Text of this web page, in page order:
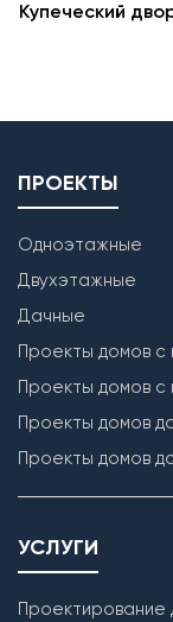
Купеческий
ПРОЕКТЫ
Одноэтажные
Двухэтажные
Дачные
Проекты домов
Проекты домов
Проекты домов
Проекты домов
УСЛУГИ